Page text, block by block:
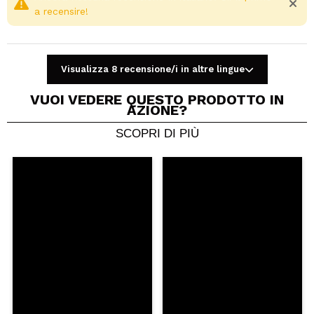
Revolution Pro!
Condividi un video o una foto
Il tuo video potrebbe essere il primo. Immaginalo...
a recensire!
Visualizza 8 recensione/i in altre lingue
VUOI VEDERE QUESTO PRODOTTO IN
AZIONE?
SCOPRI DI PIÙ